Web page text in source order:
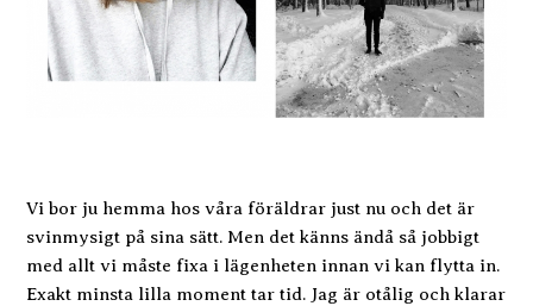
Vi bor ju hemma hos våra föräldrar just nu och det är
svinmysigt på sina sätt. Men det känns ändå så jobbigt
med allt vi måste fixa i lägenheten innan vi kan flytta in.
Exakt minsta lilla moment tar tid. Jag är otålig och klarar